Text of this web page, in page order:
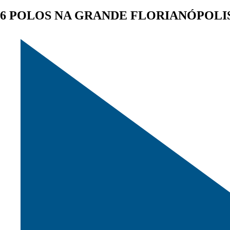
6 POLOS NA GRANDE